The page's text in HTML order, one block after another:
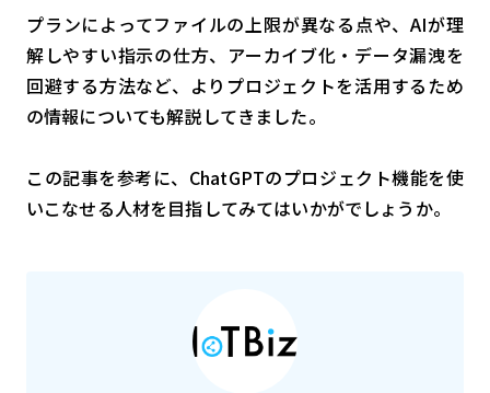
プランによってファイルの上限が異なる点や、AIが理
解しやすい指示の仕方、アーカイブ化・データ漏洩を
回避する方法など、よりプロジェクトを活用するため
の情報についても解説してきました。
この記事を参考に、ChatGPTのプロジェクト機能を使
いこなせる人材を目指してみてはいかがでしょうか。